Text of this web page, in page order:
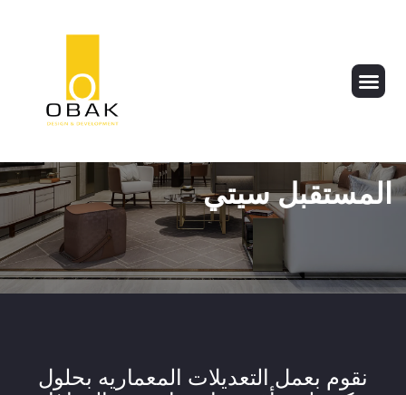
المستقبل سيتي
نقوم بعمل التعديلات المعماريه بحلول